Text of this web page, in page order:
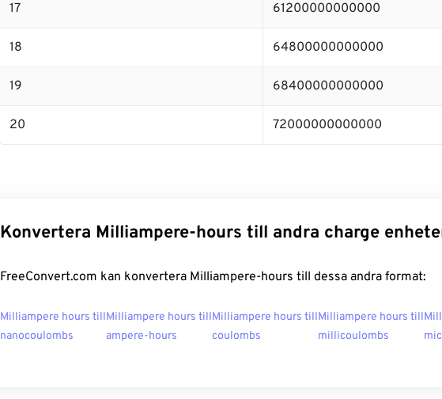
17 61200000000000
18 64800000000000
19 68400000000000
20 72000000000000
Konvertera Milliampere-hours till andra charge
FreeConvert.com kan konvertera Milliampere-hours till dessa andra format:
Milliampere hours till
nanocoulombs
Milliampere hours till
ampere-hours
Milliampere hours till
coulombs
Milliampere hours till
millicoulombs